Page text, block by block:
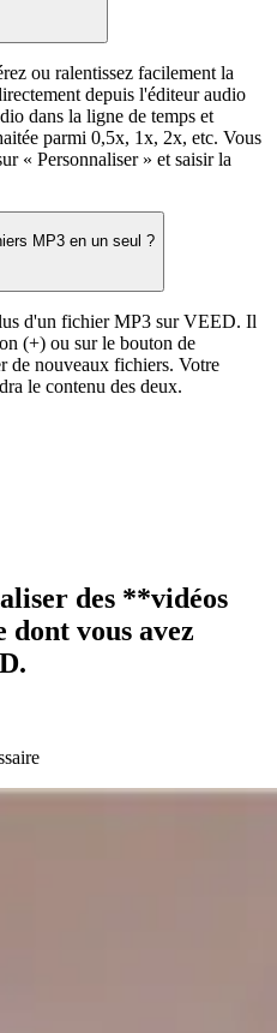
ou ralentissez facilement la
depuis l'éditeur audio
dans la ligne de temps et
parmi 0,5x, 1x, 2x, etc. Vous
« Personnaliser » et saisir la
MP3 en un seul ?
d'un fichier MP3 sur VEED. Il
(+) ou sur le bouton de
de nouveaux fichiers. Votre
le contenu des deux.
des **vidéos
dont vous avez